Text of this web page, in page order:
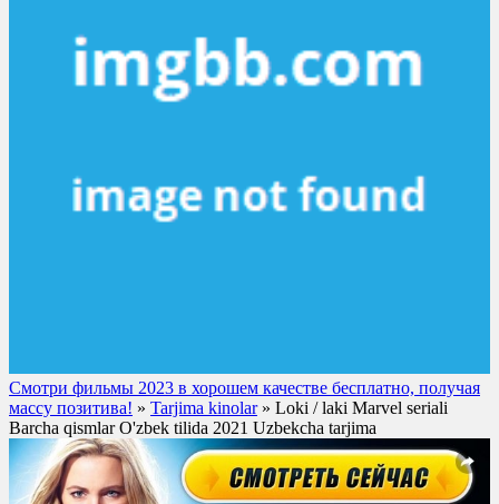
Смотри фильмы 2023 в хорошем качестве бесплатно, получая
массу позитива! » Tarjima kinolar» Loki / laki Marvel seriali
Barcha qismlar O'zbek tilida 2021 Uzbekcha tarjima